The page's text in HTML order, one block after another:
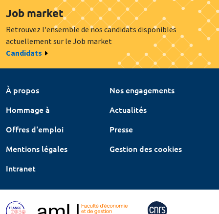
Job market
Retrouvez l'ensemble de nos candidats disponibles
actuellement sur le Job market
Candidats
À propos
Nos engagements
Hommage à
Actualités
Offres d'emploi
Presse
Mentions légales
Gestion des cookies
Intranet